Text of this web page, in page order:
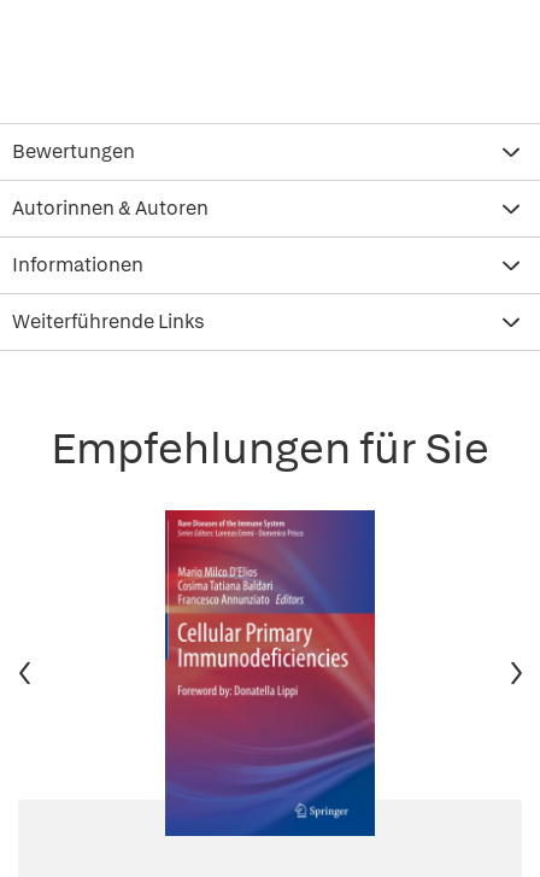
Bewertungen
Autorinnen & Autoren
Informationen
Weiterführende Links
Empfehlungen für Sie